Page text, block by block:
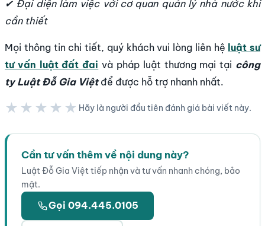
✔ Đại diện làm việc với cơ quan quản lý nhà nước khi
cần thiết
Mọi thông tin chi tiết, quý khách vui lòng liên hệ luật sư
tư vấn luật đất đai và pháp luật thương mại tại công
ty Luật Đỗ Gia Việtđể được hỗ trợ nhanh nhất.
★★★★★ Hãy là người đầu tiên đánh giá bài viết này.
Cần tư vấn thêm về nội dung này?
Luật Đỗ Gia Việt tiếp nhận và tư vấn nhanh chóng, bảo
mật.
Gọi 094.445.0105